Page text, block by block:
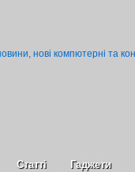
Статті Гаджети